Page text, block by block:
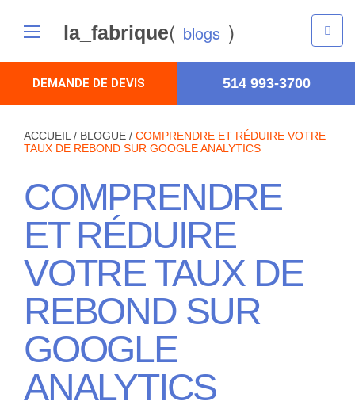
la_fabrique( blogs )
DEMANDE DE DEVIS 514 993-3700
ACCUEIL / BLOGUE / COMPRENDRE ET RÉDUIRE VOTRE
TAUX DE REBOND SUR GOOGLE ANALYTICS
COMPRENDRE
ET RÉDUIRE
VOTRE TAUX DE
REBOND SUR
GOOGLE
ANALYTICS